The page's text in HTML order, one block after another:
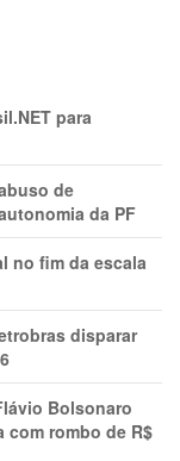
para
de
da PF
no fim da escala
disparar
Bolsonaro
com rombo de R$